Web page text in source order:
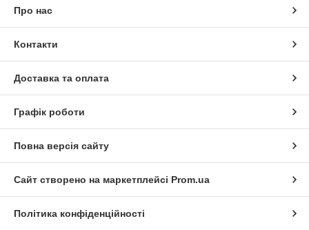
Про нас
Контакти
Доставка та оплата
Графік роботи
Повна версія сайту
Сайт створено на маркетплейсі Prom.ua
Політика конфіденційності